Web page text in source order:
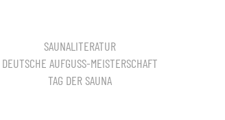
SAUNALITERATUR
DEUTSCHE AUFGUSS-MEISTERSCHAFT
TAG DER SAUNA